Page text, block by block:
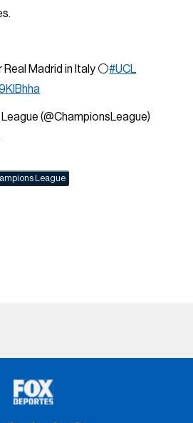
Madrid in Italy ⚪#UCL
(@ChampionsLeague)
League